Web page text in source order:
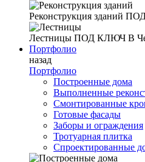
Реконструкция зданий ПОД
Лестницы ПОД КЛЮЧ В
Портфолио
назад
Портфолио
Построенные дома
Выполненные
Смонтированные
Готовые фасады
Заборы и ограждения
Тротуарная плитка
Спроектированные